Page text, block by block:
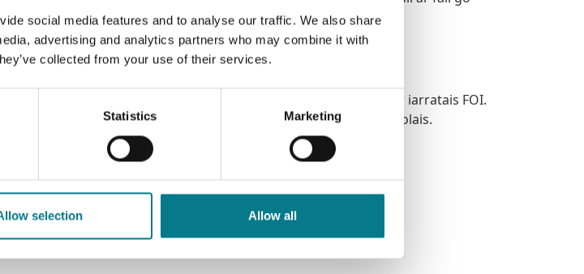
social media features and to analyse our traffic. We also share
advertising and analytics partners who may combine it with
collected from your use of their services.
Statistics Marketing
selection Allow all
amlíní agus riachtanas áirithe.
inmheánacha ar chinneadh a dhéanann an Bord Cúnamh Dlí ar iarratais FOI.
an Conradh freisin athbhreithniú eile ag Oifig an Coimisinéir Eolais.